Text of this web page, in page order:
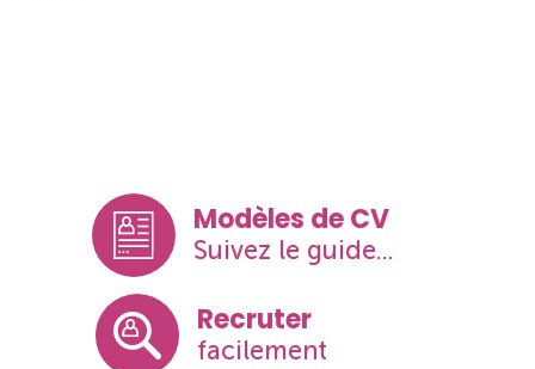
Modèles de CV
Suivez le guide...
Recruter
facilement